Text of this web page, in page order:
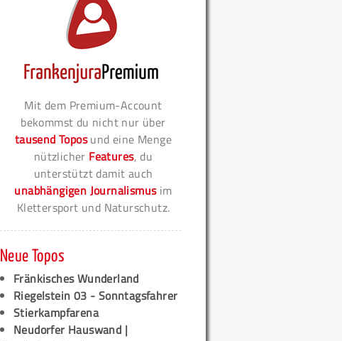
Mit dem Premium-Account
bekommst du nicht nur über
tausend Toposund eine Menge
nützlicher Features, du
unterstützt damit auch
unabhängigen Journalismusim
Klettersport und Naturschutz.
Neue Topos
Fränkisches Wunderland
Riegelstein 03 - Sonntagsfahrer
Stierkampfarena
Neudorfer Hauswand |